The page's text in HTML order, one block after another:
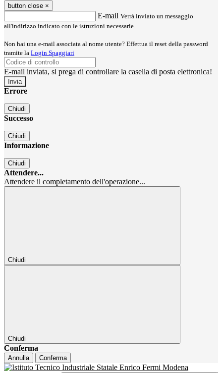
button close ×
E-mail Verrà inviato un messaggio
all'indirizzo indicato con le istruzioni necessarie.
Non hai una e-mail associata al nome utente? Effettua il reset della password
tramite la Login Spaggiari
E-mail inviata, si prega di controllare la casella di posta elettronica!
Errore
Chiudi
Successo
Chiudi
Informazione
Chiudi
Attendere...
Attendere il completamento dell'operazione...
Chiudi
Chiudi
Conferma
Annulla Conferma